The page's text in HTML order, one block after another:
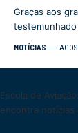
Graças aos
NOTÍCIAS
Escola de
encontra notícias